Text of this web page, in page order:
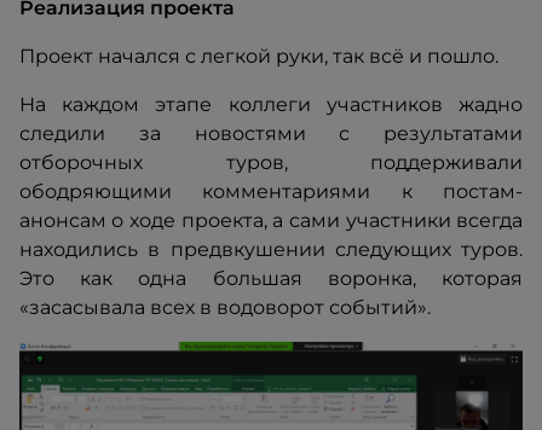
Реализация проекта
Проект начался с легкой руки, так всё и пошло.
На каждом этапе коллеги участников жадно
следили за новостями с результатами
отборочных туров, поддерживали
ободряющими комментариями к постам-
анонсам о ходе проекта, а сами участники всегда
находились в предвкушении следующих туров.
Это как одна большая воронка, которая
«засасывала всех в водоворот событий».